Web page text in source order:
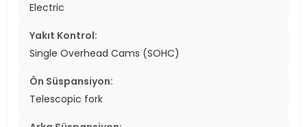
Electric
Yakıt Kontrol:
Single Overhead Cams (SOHC)
Ön Süspansiyon:
Telescopic fork